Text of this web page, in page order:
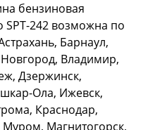
бензиновая
SPT-242 возможна по
Барнаул,
Владимир,
Дзержинск,
Ола, Ижевск,
Краснодар,
Муром, Магнитогорск,